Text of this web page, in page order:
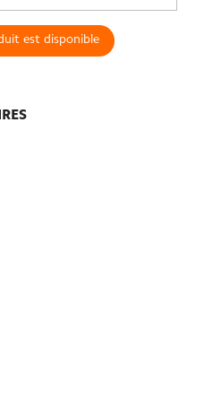
est disponible